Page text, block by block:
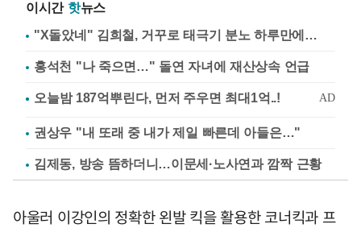
이시간 핫뉴스
"X돌았네" 김희철, 거꾸로 태극기 분노 하루만에…
홍석천 "나 죽으면…" 돌연 자녀에 재산상속 언급
권상우 "내 또래 중 내가 제일 빠른데 아들은…"
김제동, 방송 뜸하더니…이문세·노사연과 깜짝 근황
아울러 이강인의 정확한 왼발 킥을 활용한 코너킥과 프